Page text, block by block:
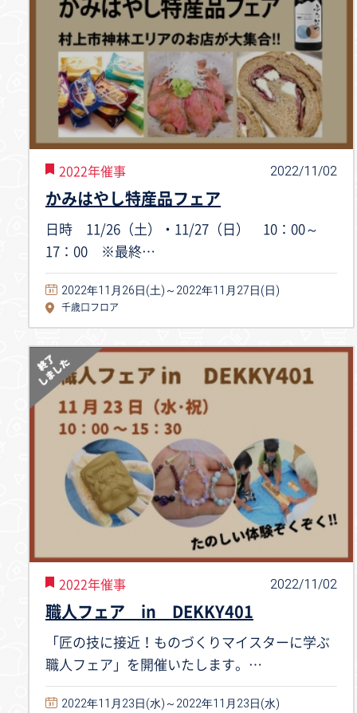
2022年催事 2022/11/02
かみはやし特産品フェア
日時 11/26（土）・11/27（日） 10：00～
17：00 ※最終…
2022年11月26日(土)～2022年11月27日(日)
千歳口フロア
2022年催事 2022/11/02
職人フェア in DEKKY401
「匠の技に接近！ものづくりマイスターに学ぶ
職人フェア」を開催いたします。…
2022年11月23日(水)～2022年11月23日(水)